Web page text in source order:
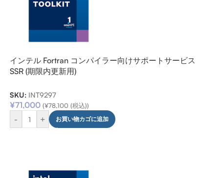
インテル Fortran コンパイラー向けサポートサービス
SSR (期限内更新用)
SKU: INT9297
¥71,000 (¥78,100 (税込))
- + お買い物カゴに追加